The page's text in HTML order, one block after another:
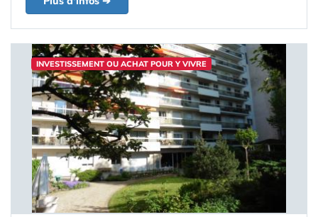
INVESTISSEMENT OU ACHAT POUR Y VIVRE